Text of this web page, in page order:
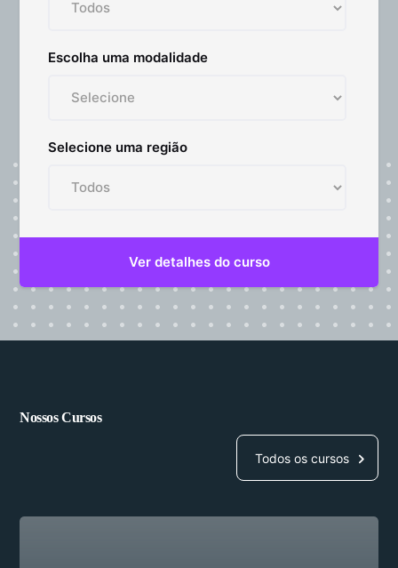
Escolha uma modalidade
Selecione uma região
Nossos Cursos
Todos os cursos